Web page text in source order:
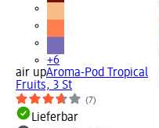
+6
air upAroma-Pod Tropical
Fruits, 3 St
(7)
Lieferbar